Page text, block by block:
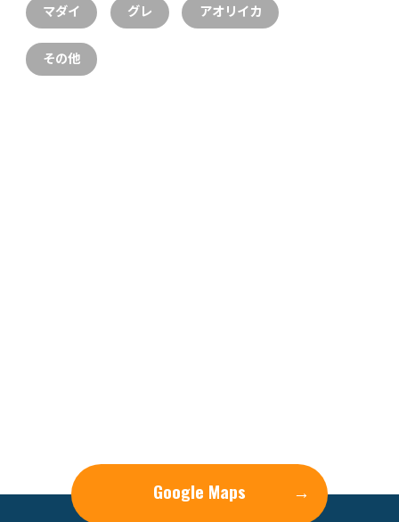
マダイ グレ アオリイカ
その他
Google Maps →